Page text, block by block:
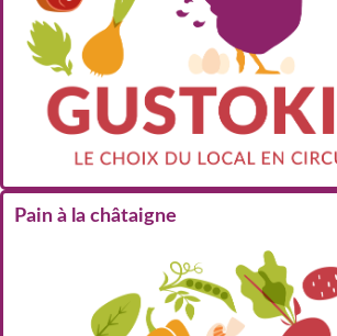
Pain à la châtaigne